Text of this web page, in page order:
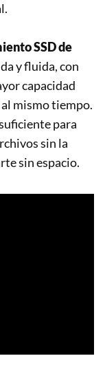
SSD de
y fluida, con
capacidad
mismo tiempo.
para
sin la
sin espacio.